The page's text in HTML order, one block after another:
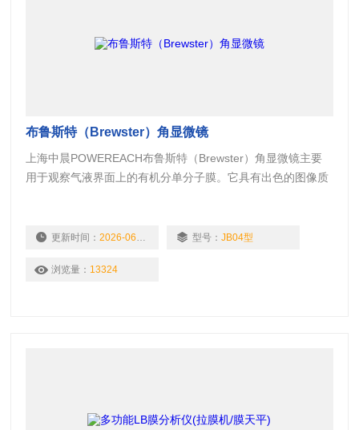
布鲁斯特（Brewster）角显微镜
上海中晨POWEREACH布鲁斯特（Brewster）角显微镜主要
用于观察气液界面上的有机分单分子膜。它具有出色的图像质
（Brewster）角显微镜可应用包括LB膜的单层质量控制、单分
更新时间：2026-06-11 型号：JB04型
浏览量： 13324